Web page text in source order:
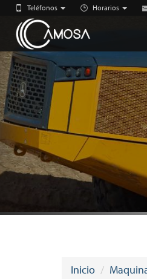
Teléfonos Horarios
Inicio